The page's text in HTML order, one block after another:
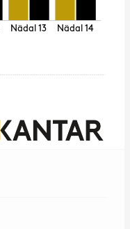
Nädal 13 Nädal 14